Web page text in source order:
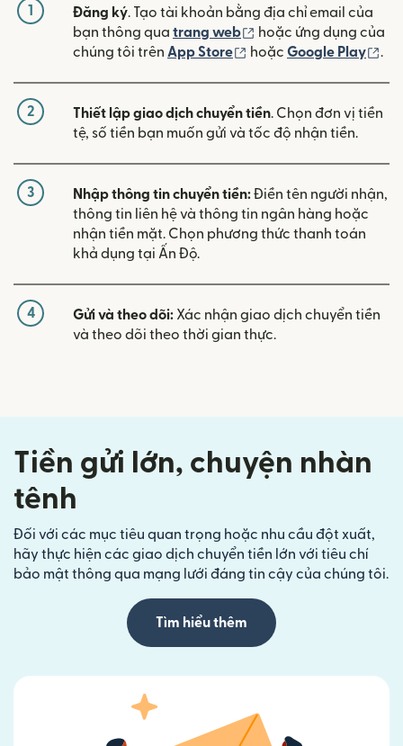
1 Đăng ký. Tạo tài khoản bằng địa chỉ email của
bạn thông qua trang web (mở trong cửa sổ mới)
hoặc ứng dụng của
chúng tôi trên App Store (mở trong cửa sổ mới)
hoặc Google Play .
2 Thiết lập giao dịch chuyển tiền. Chọn đơn vị tiền
tệ, số tiền bạn muốn gửi và tốc độ nhận tiền.
3 Nhập thông tin chuyển tiền:Điền tên người nhận,
thông tin liên hệ và thông tin ngân hàng hoặc
nhận tiền mặt. Chọn phương thức thanh toán
khả dụng tại Ấn Độ.
4 Gửi và theo dõi: Xác nhận giao dịch chuyển tiền
và theo dõi theo thời gian thực.
Tiền gửi lớn, chuyện nhàn
tênh
Đối với các mục tiêu quan trọng hoặc nhu cầu đột xuất,
hãy thực hiện các giao dịch chuyển tiền lớn với tiêu chí
bảo mật thông qua mạng lưới đáng tin cậy của chúng tôi.
Tìm hiểu thêm